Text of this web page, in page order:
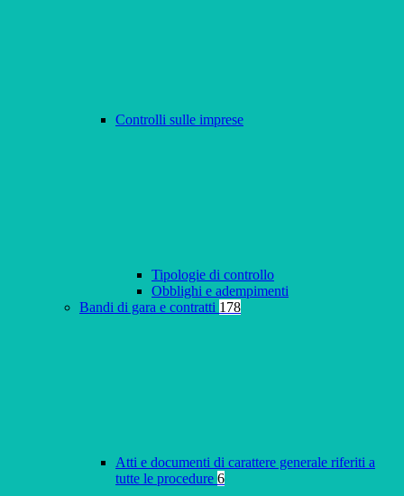
Controlli sulle imprese
Tipologie di controllo
Obblighi e adempimenti
Bandi di gara e contratti 178
Atti e documenti di carattere generale riferiti a
tutte le procedure 6